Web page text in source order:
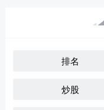
排名
炒股